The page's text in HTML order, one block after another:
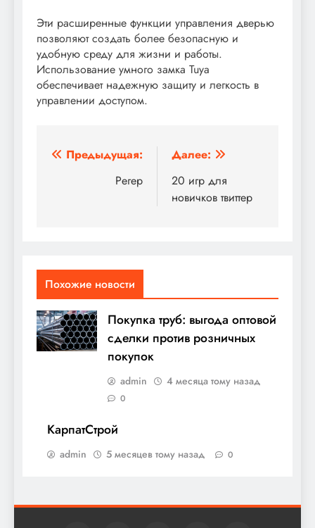
Эти расширенные функции управления дверью
позволяют создать более безопасную и
удобную среду для жизни и работы.
Использование умного замка Tuya
обеспечивает надежную защиту и легкость в
управлении доступом.
Навигация
Предыдущая:
Регер
Далее:
20 игр для
новичков твиттер
Похожие новости
Покупка труб: выгода оптовой
сделки против розничных
покупок
admin 4 месяца тому назад
0
КарпатСтрой
admin 5 месяцев тому назад 0